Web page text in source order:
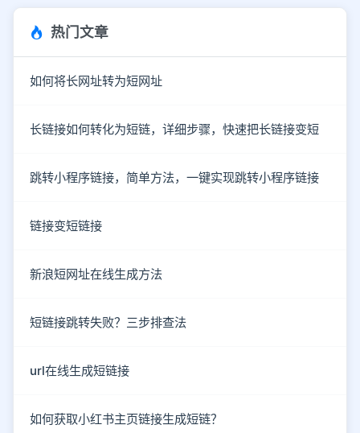
热门文章
如何将长网址转为短网址
长链接如何转化为短链，详细步骤，快速把长链接变短
跳转小程序链接，简单方法，一键实现跳转小程序链接
链接变短链接
新浪短网址在线生成方法
短链接跳转失败？三步排查法
url在线生成短链接
如何获取小红书主页链接生成短链？